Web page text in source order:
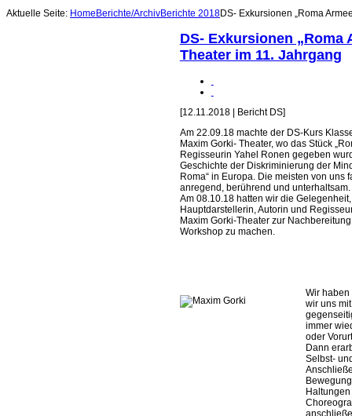
Aktuelle Seite: Home Berichte/ArchivBerichte 2018DS- Exkursionen „Roma
DS- Exkursionen „Roma
Theater im 11. Jahrgang
[12.11.2018 | Bericht DS]
Am 22.09.18 machte der DS-Kurs
Maxim Gorki- Theater, wo das Stück
Regisseurin Yahel Ronen gegeben
Geschichte der Diskriminierung der
Roma“ in Europa. Die meisten von uns
anregend, berührend und unterhaltsam.
Am 08.10.18 hatten wir die
Hauptdarstellerin, Autorin und
Maxim Gorki-Theater zur
Workshop zu machen.
Wir
wir uns
immer
oder
Dann
Selbst-